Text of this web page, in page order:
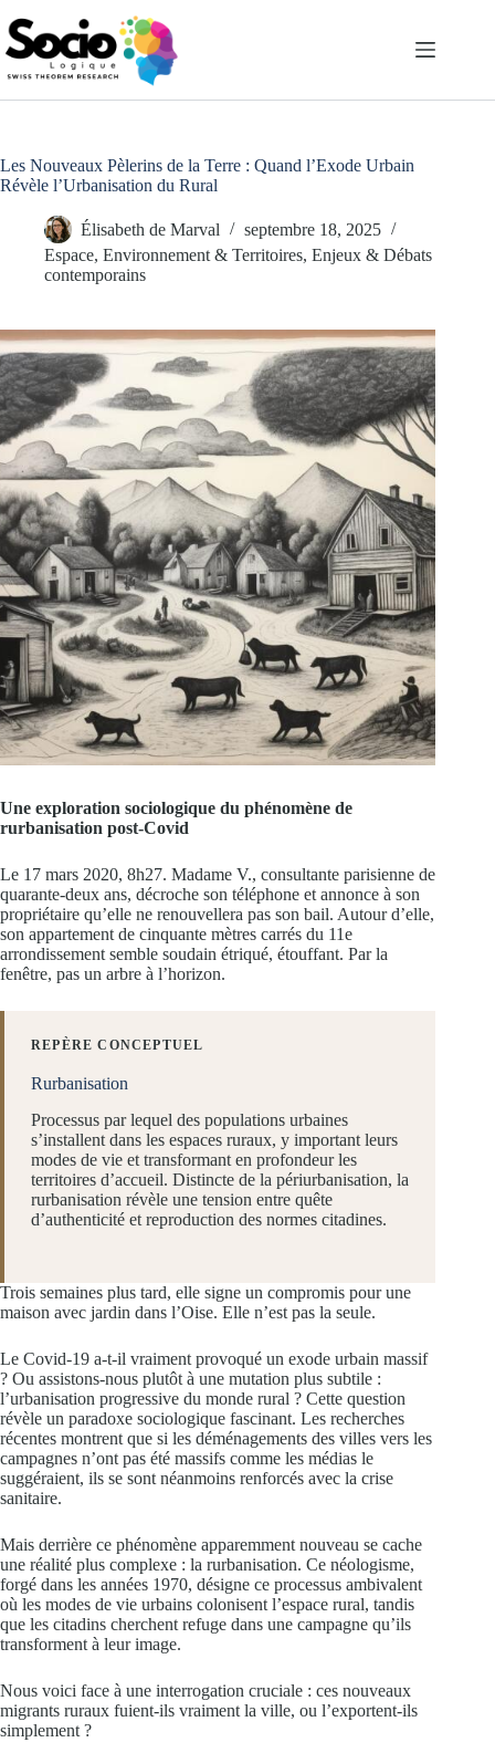
au
contenu
Les Nouveaux Pèlerins de la Terre : Quand l’Exode Urbain
Révèle l’Urbanisation du Rural
Élisabeth de Marval
septembre 18, 2025
Espace, Environnement & Territoires, Enjeux & Débats
contemporains
Une exploration sociologique du phénomène de
rurbanisation post-Covid
Le 17 mars 2020, 8h27. Madame V., consultante parisienne de
quarante-deux ans, décroche son téléphone et annonce à son
propriétaire qu’elle ne renouvellera pas son bail. Autour d’elle,
son appartement de cinquante mètres carrés du 11e
arrondissement semble soudain étriqué, étouffant. Par la
fenêtre, pas un arbre à l’horizon.
REPÈRE CONCEPTUEL
Rurbanisation
Processus par lequel des populations urbaines
s’installent dans les espaces ruraux, y important leurs
modes de vie et transformant en profondeur les
territoires d’accueil. Distincte de la périurbanisation, la
rurbanisation révèle une tension entre quête
d’authenticité et reproduction des normes citadines.
Trois semaines plus tard, elle signe un compromis pour une
maison avec jardin dans l’Oise. Elle n’est pas la seule.
Le Covid-19 a-t-il vraiment provoqué un exode urbain massif
? Ou assistons-nous plutôt à une mutation plus subtile :
l’urbanisation progressive du monde rural ? Cette question
révèle un paradoxe sociologique fascinant. Les recherches
récentes montrent que si les déménagements des villes vers les
campagnes n’ont pas été massifs comme les médias le
suggéraient, ils se sont néanmoins renforcés avec la crise
sanitaire.
Mais derrière ce phénomène apparemment nouveau se cache
une réalité plus complexe : la rurbanisation. Ce néologisme,
forgé dans les années 1970, désigne ce processus ambivalent
où les modes de vie urbains colonisent l’espace rural, tandis
que les citadins cherchent refuge dans une campagne qu’ils
transforment à leur image.
Nous voici face à une interrogation cruciale : ces nouveaux
migrants ruraux fuient-ils vraiment la ville, ou l’exportent-ils
simplement ?